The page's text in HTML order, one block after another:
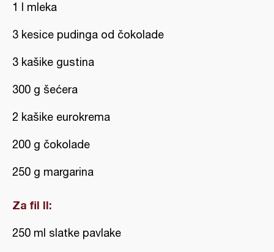
1 l mleka
3 kesice pudinga od čokolade
3 kašike gustina
300 g šećera
2 kašike eurokrema
200 g čokolade
250 g margarina
Za fil II:
250 ml slatke pavlake